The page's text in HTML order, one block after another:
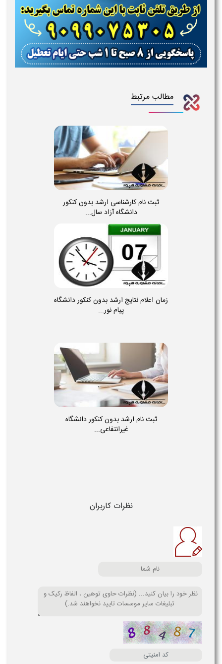
مطالب مرتبط
ثبت نام کارشناسی ارشد بدون کنکور
دانشگاه آزاد سال...
زمان اعلام نتایج ارشد بدون کنکور دانشگاه
پیام نور...
ثبت نام ارشد بدون کنکور دانشگاه
غیرانتفاعی...
نظرات کاربران